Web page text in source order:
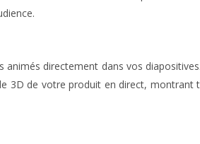
directement dans vos
3D de votre produit en direct,